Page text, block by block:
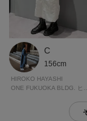
加わることでネジが緩
※保管上の注意
高温多湿を避け、風通
保管の際は購入時に商
崩れや湿気防止になり
C
156cm
HIROKO HAYASHI